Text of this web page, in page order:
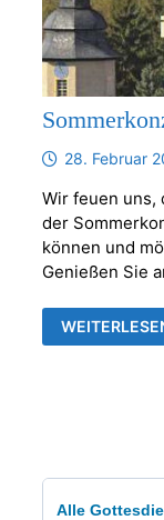
28. Februar
Wir feuen uns,
der
können und
Genießen Sie
2022
Alle